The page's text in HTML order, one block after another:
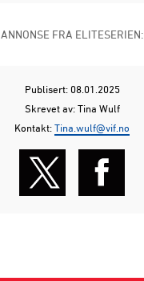
ANNONSE FRA ELITESERIEN:
Publisert: 08.01.2025
Skrevet av: Tina Wulf
Kontakt:Tina.wulf@vif.no